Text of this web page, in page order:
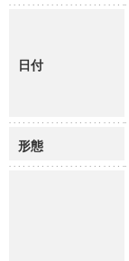
日付
形態